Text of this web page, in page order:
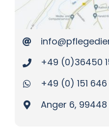
+49 (0)36450
+49 (0) 151
Anger 6,